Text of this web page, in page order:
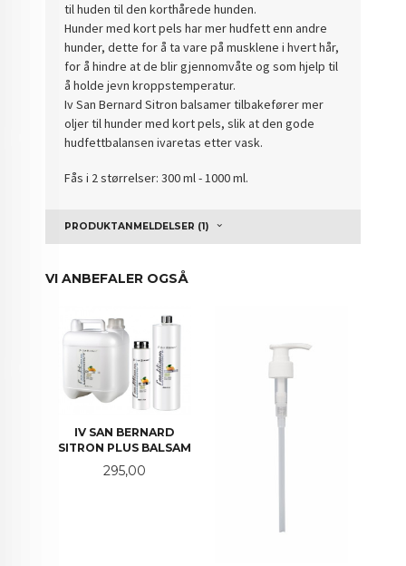
til huden til den korthårede hunden.
Hunder med kort pels har mer hudfett enn andre
hunder, dette for å ta vare på musklene i hvert hår,
for å hindre at de blir gjennomvåte og som hjelp til
å holde jevn kroppstemperatur.
Iv San Bernard Sitron balsamer tilbakefører mer
oljer til hunder med kort pels, slik at den gode
hudfettbalansen ivaretas etter vask.
Fås i 2 størrelser: 300 ml - 1000 ml.
PRODUKTANMELDELSER (1)
VI ANBEFALER OGSÅ
IV SAN BERNARD
SITRON PLUS BALSAM
Pris
295,00